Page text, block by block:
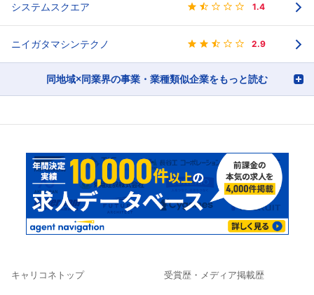
システムスクエア 1.4
ニイガタマシンテクノ 2.9
同地域×同業界の事業・業種類似企業をもっと読む
キャリコネトップ 受賞歴・メディア掲載歴